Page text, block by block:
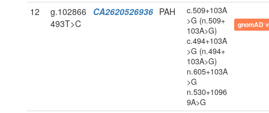
12
g.102866
493T>C
CA2620526936 PAH
c.509+103A
>G (n.509+
103A>G)
c.494+103A
>G (n.494+
103A>G)
n.605+103A
>G
n.530+1096
9A>G
gnomAD